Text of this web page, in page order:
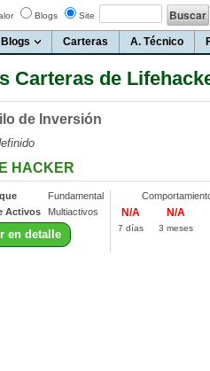
Blogs Site
Blogs Carteras A. Técnico
Carteras de
de Inversión
HACKER
Fundamental
Activos
Multiactivos
en detalle
N/A
7 días
N/A
3 meses